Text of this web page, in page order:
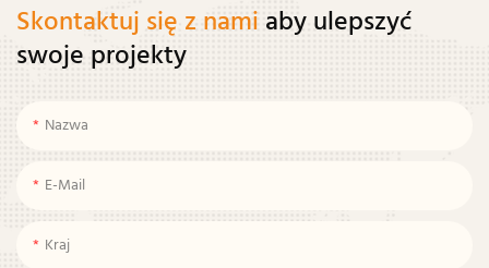
Skontaktuj się z nami aby ulepszyć
swoje projekty
Nazwa
E-Mail
Kraj